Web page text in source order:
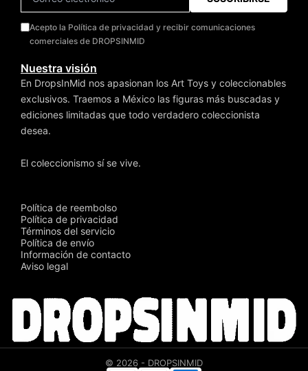
Acepto la Política de privacidad y recibir comunicaciones
comerciales de DROPSINMID
Nuestra visión
En DropsInMid nos apasionan los Art Toys y coleccionables
exclusivos. Traemos a México las figuras más buscadas y
ediciones limitadas que todo verdadero coleccionista
desea.
El coleccionismo sí se vive.
Política de reembolso
Política de privacidad
Términos del servicio
Política de envío
Información de contacto
Aviso legal
© 2026 - DROPSINMID